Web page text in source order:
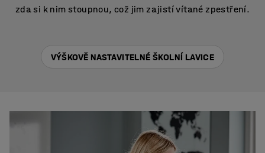
zda si k nim stoupnou, což jim zajistí vítané zpestření.
VÝŠKOVĚ NASTAVITELNÉ ŠKOLNÍ LAVICE